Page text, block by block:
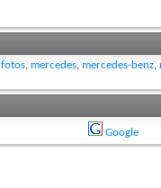
fotos, mercedes, mercedes-benz,
Google